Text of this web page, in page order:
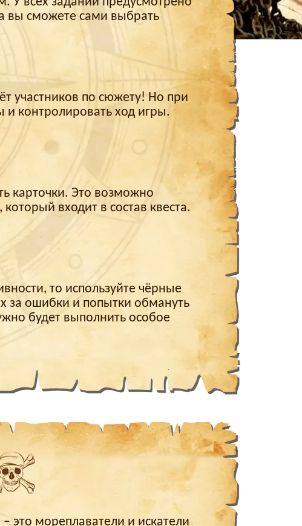
вы сможете сами выбрать
участников по сюжету! Но при
контролировать ход игры.
карточки. Это возможно
входит в состав квеста.
то используйте чёрные
за ошибки и попытки обмануть
будет выполнить особое
это мореплаватели и искатели